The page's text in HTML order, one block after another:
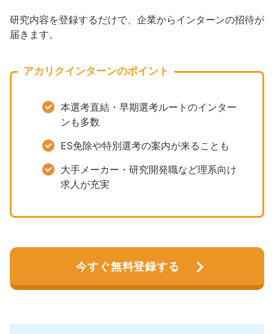
研究内容を登録するだけで、企業からインターンの招待が
届きます。
アカリクインターンのポイント
本選考直結・早期選考ルートのインター
ンも多数
ES免除や特別選考の案内が来ることも
大手メーカー・研究開発職など理系向け
求人が充実
今すぐ無料登録する